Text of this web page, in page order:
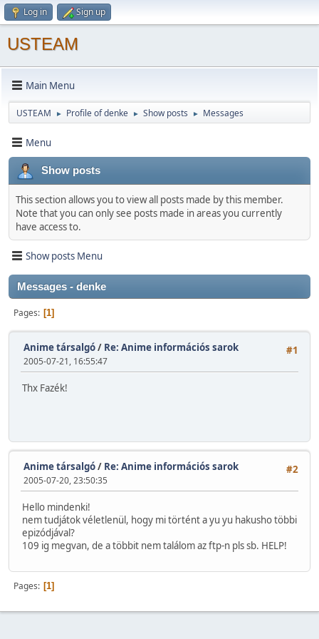
Log in Sign up
USTEAM
Main Menu
USTEAM ► Profile of denke ► Show posts ► Messages
Menu
Show posts
This section allows you to view all posts made by this member.
Note that you can only see posts made in areas you currently
have access to.
Show posts Menu
Messages - denke
Pages 1
#1
Anime társalgó/ Re: Anime információs sarok
2005-07-21, 16:55:47
Thx Fazék!
#2
Anime társalgó/ Re: Anime információs sarok
2005-07-20, 23:50:35
Hello mindenki!
nem tudjátok véletlenül, hogy mi történt a yu yu hakusho többi
epizódjával?
109 ig megvan, de a többit nem találom az ftp-n pls sb. HELP!
Pages 1